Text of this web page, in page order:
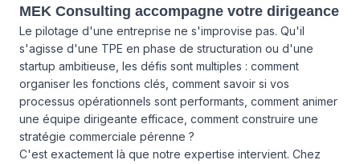
MEK Consulting accompagne votre dirigeance
Le pilotage d'une entreprise ne s'improvise pas. Qu'il
s'agisse d'une TPE en phase de structuration ou d'une
startup ambitieuse, les défis sont multiples : comment
organiser les fonctions clés, comment savoir si vos
processus opérationnels sont performants, comment animer
une équipe dirigeante efficace, comment construire une
stratégie commerciale pérenne ?
C'est exactement là que notre expertise intervient. Chez